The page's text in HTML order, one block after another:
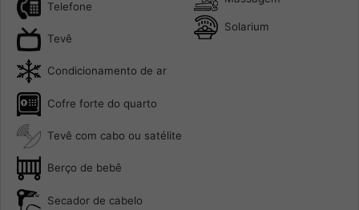
Telefone
Tevê
Condicionamento de ar
Cofre forte do quarto
Tevê com cabo ou satélite
Berço de bebê
Secador de cabelo
Solarium